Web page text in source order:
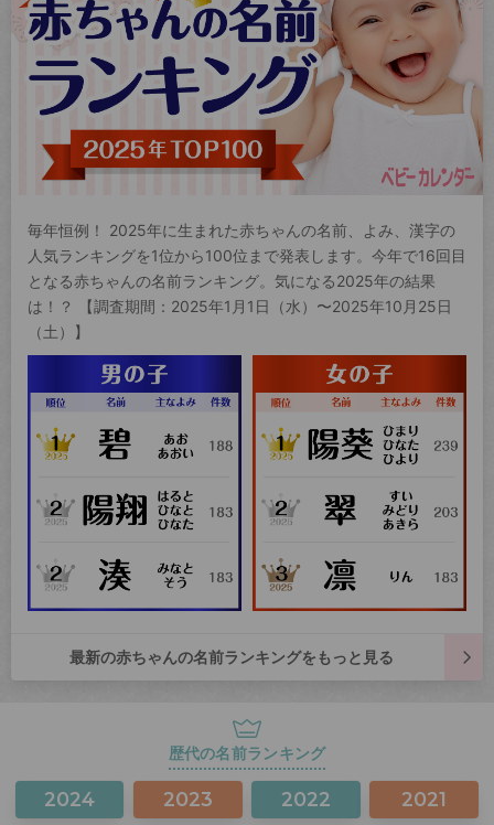
毎年恒例！ 2025年に生まれた赤ちゃんの名前、よみ、漢字の
人気ランキングを1位から100位まで発表します。今年で16回目
となる赤ちゃんの名前ランキング。気になる2025年の結果
は！？ 【調査期間：2025年1月1日（水）〜2025年10月25日
（土）】
最新の赤ちゃんの名前ランキングをもっと見る
歴代の名前ランキング
2024 2023 2022 2021